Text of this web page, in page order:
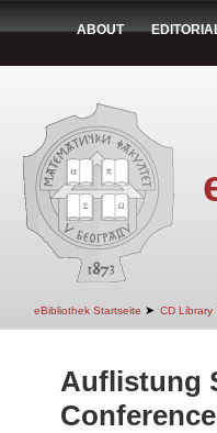
ABOUT
eBibliothek Startseite ➤ CD Library
Auflistung